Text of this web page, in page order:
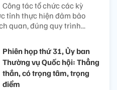
Công tác tổ chức các kỳ
tỉnh thực hiện đảm bảo
quan, đúng quy trình...
Phiên họp thứ 31, Ủy ban
Thường vụ Quốc hội: Thẳng
thắn, có trọng tâm, trọng
điểm